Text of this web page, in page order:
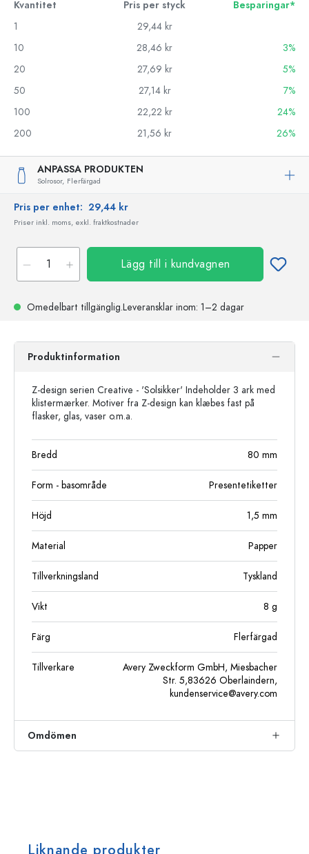
Kvantitet Pris per styck
Besparingar*
1
29,44 kr
10
28,46 kr
3%
20
27,69 kr
5%
50
27,14 kr
7%
100
22,22 kr
24%
200
21,56 kr 26%
ANPASSA PRODUKTEN
Solrosor, Flerfärgad
Pris per enhet: 29,44 kr
Priser inkl. moms, exkl. fraktkostnader
Lägg till i kundvagnen
Omedelbart tillgänglig.Leveransklar inom: 1–2 dagar
Produktinformation
Z-design serien Creative - 'Solsikker' Indeholder 3 ark med
klistermærker. Motiver fra Z-design kan klæbes fast på
flasker, glas, vaser o.m.a.
Bredd 80 mm
Form - basområde Presentetiketter
Höjd 1,5 mm
Material Papper
Tillverkningsland Tyskland
Vikt 8 g
Färg Flerfärgad
Tillverkare
Avery Zweckform GmbH, Miesbacher
Str. 5,83626 Oberlaindern,
kundenservice@avery.com
Omdömen
Liknande produkter